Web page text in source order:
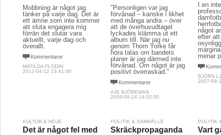
Mobbning är något jag
tänker på varje dag. Det är
ett ämne som inte kommer
att sluta engagera mig
förrän det slutar vara
aktuellt, varje dag och
överallt.
Kommentarer
MATILDA FLODIN
2013-04-12 13:41:00
"Personligen var jag
förvånad – kanske i likhet
med många andra – över
att de överhuvudtaget
lyckades klämma ut ett
album till. När jag nu
genom Thom Yorke får
höra talas om bandets
planer är jag därmed inte
förvånad. Om något är jag
positivt överraskad."
Kommentarer
AJE BJÖRKMAN
2009-08-24 14:02:00
I en
något
efter
menar
BJÖRN
2007-09-
KULTUR & NÖJE
Det är något fel med
POLITIK & SAMHÄLLE
Skräckpropaganda
POLITIK
Vart